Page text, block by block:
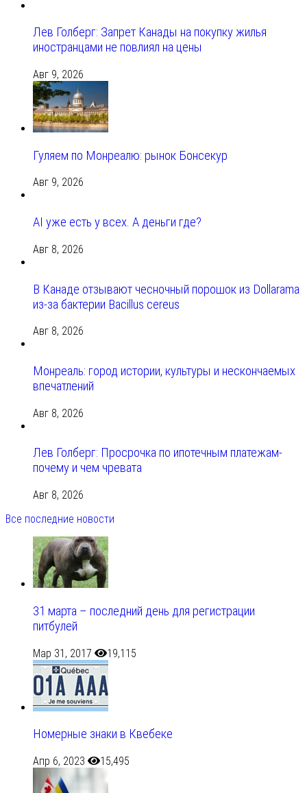
Лев Голберг: Запрет Канады на покупку жилья
иностранцами не повлиял на цены
Авг 9, 2026
Гуляем по Монреалю: рынок Бонсекур
Авг 9, 2026
AI уже есть у всех. А деньги где?
Авг 8, 2026
В Канаде отзывают чесночный порошок из Dollarama
из-за бактерии Bacillus cereus
Авг 8, 2026
Монреаль: город истории, культуры и нескончаемых
впечатлений
Авг 8, 2026
Лев Голберг: Просрочка по ипотечным платежам-
почему и чем чревата
Авг 8, 2026
Все последние новости
31 марта – последний день для регистрации
питбулей
Мар 31, 2017 19,115
Номерные знаки в Квебеке
Апр 6, 2023 15,495